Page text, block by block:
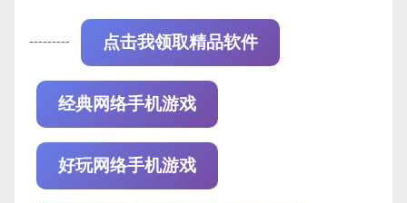
--------- 点击我领取精品软件
经典网络手机游戏
好玩网络手机游戏